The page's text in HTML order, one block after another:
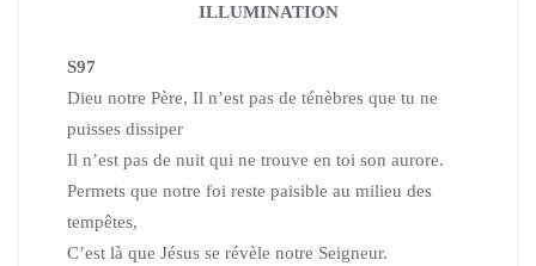
ILLUMINATION
S97
Dieu notre Père, Il n’est pas de ténèbres que tu ne
puisses dissiper
Il n’est pas de nuit qui ne trouve en toi son aurore.
Permets que notre foi reste paisible au milieu des
tempêtes,
C’est là que Jésus se révèle notre Seigneur.